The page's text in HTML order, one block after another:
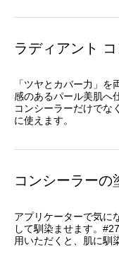
ラディアント
「ツヤとカバー力」
感のあるパール美肌へ
コンシーラーだけでな
に使えます。
コンシーラーの
アプリケーターで気に
して馴染ませます。
用いただくと、肌に馴